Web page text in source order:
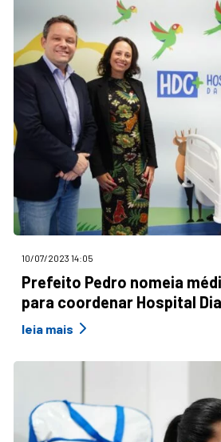
10/07/2023 14:05
Prefeito Pedro nomeia
para coordenar Hospital
leia mais